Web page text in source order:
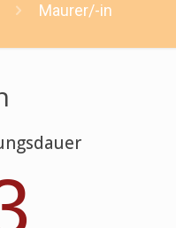
Maurer/-in